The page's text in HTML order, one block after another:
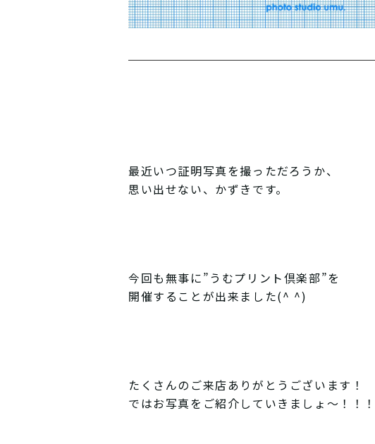
最近いつ証明写真を撮っただろうか、
思い出せない、かずきです。
今回も無事に”うむプリント倶楽部”を
開催することが出来ました(^ ^)
たくさんのご来店ありがとうございます！
ではお写真をご紹介していきましょ〜！！！